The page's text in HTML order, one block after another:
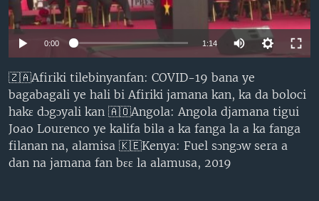
0:00 1:14
🇿🇦Afiriki tilebinyanfan: COVID-19 bana ye
bagabagali ye hali bi Afiriki jamana kan, ka da boloci
hakɛ dɔgɔyali kan 🇦🇴Angola: Angola djamana tigui
Joao Lourenco ye kalifa bila a ka fanga la a ka fanga
filanan na, alamisa 🇰🇪Kenya: Fuel sɔngɔw sera a
dan na jamana fan bɛɛ la alamusa, 2019